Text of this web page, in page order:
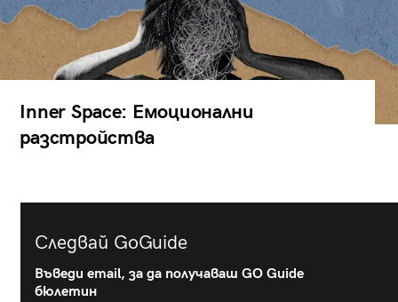
Inner Space: Емоционални
разстройства
Следвай GoGuide
Въведи email, за да получаваш GO Guide
бюлетин